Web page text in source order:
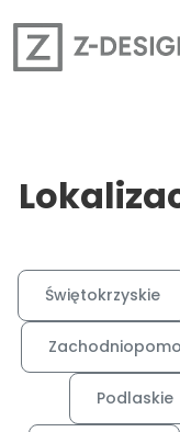
Świętokrzyskie
Podlaskie